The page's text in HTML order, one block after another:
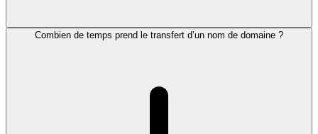
Combien de temps prend le transfert d’un nom de domaine ?